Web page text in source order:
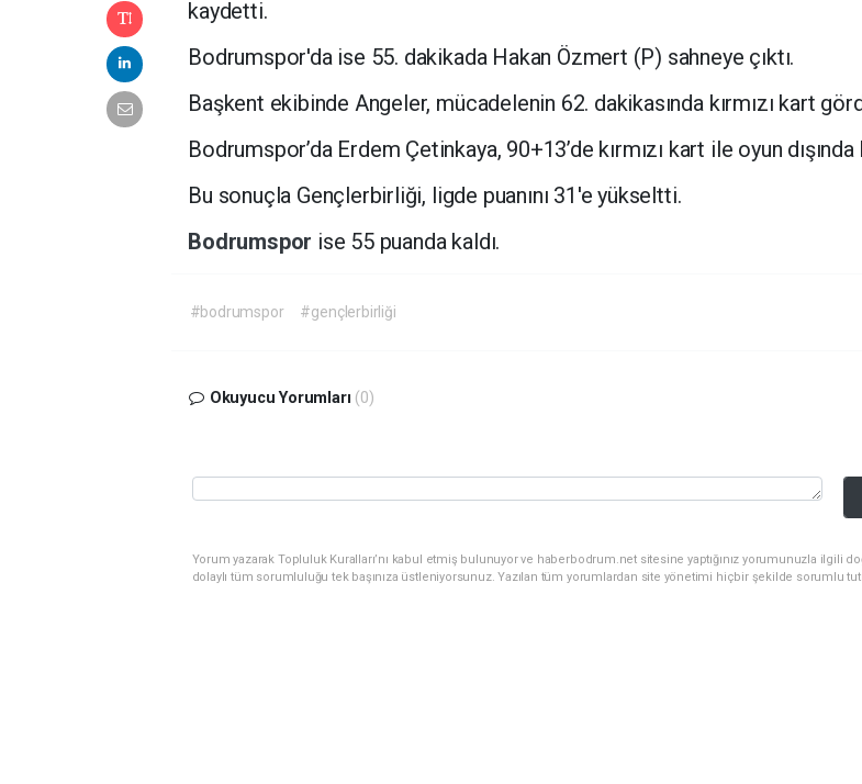
kaydetti.
Bodrumspor'da ise 55. dakikada Hakan Özmert (P) sahneye çıktı.
Başkent ekibinde Angeler, mücadelenin 62. dakikasında kırmızı kart
Bodrumspor’da Erdem Çetinkaya, 90+13’de kırmızı kart ile oyun dışında
Bu sonuçla Gençlerbirliği, ligde puanını 31'e yükseltti.
Bodrumspor ise 55 puanda kaldı.
#bodrumspor #gençlerbirliği
Okuyucu Yorumları (0)
Yorum yazarak Topluluk Kuralları’nı kabul etmiş bulunuyor ve haberbodrum.net sitesine yaptığınız yorumunuzla ilgili
dolaylı tüm sorumluluğu tek başınıza üstleniyorsunuz. Yazılan tüm yorumlardan site yönetimi hiçbir şekilde sorumlu